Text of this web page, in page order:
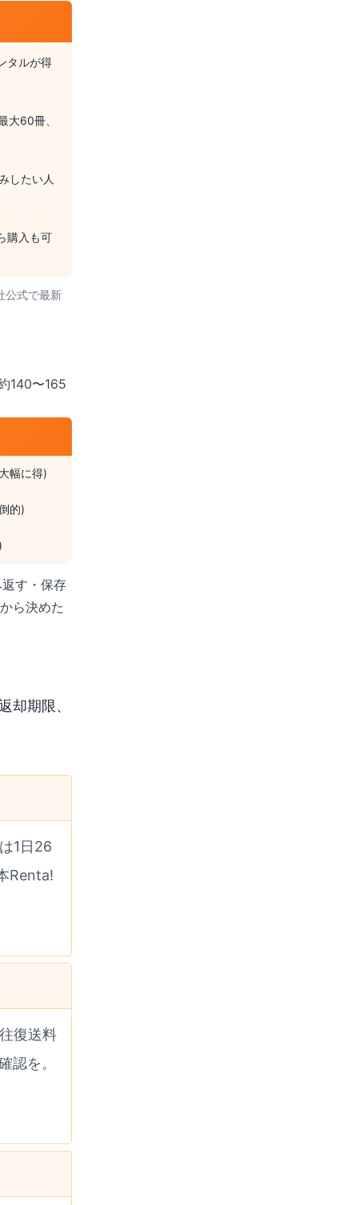
タルが得
大60冊、
したい人
購入も可
公式で最新
140〜165
幅に得)
的)
す・保存
ら決めた
却期限、
1日26
Renta!
復送料
認を。